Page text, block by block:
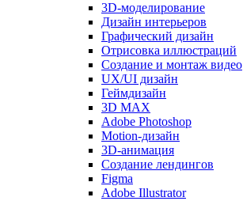
3D-моделирование
Дизайн интерьеров
Графический дизайн
Отрисовка иллюстраций
Создание и монтаж видео
UX/UI дизайн
Геймдизайн
3D MAX
Adobe Photoshop
Motion-дизайн
3D-анимация
Создание лендингов
Figma
Adobe Illustrator